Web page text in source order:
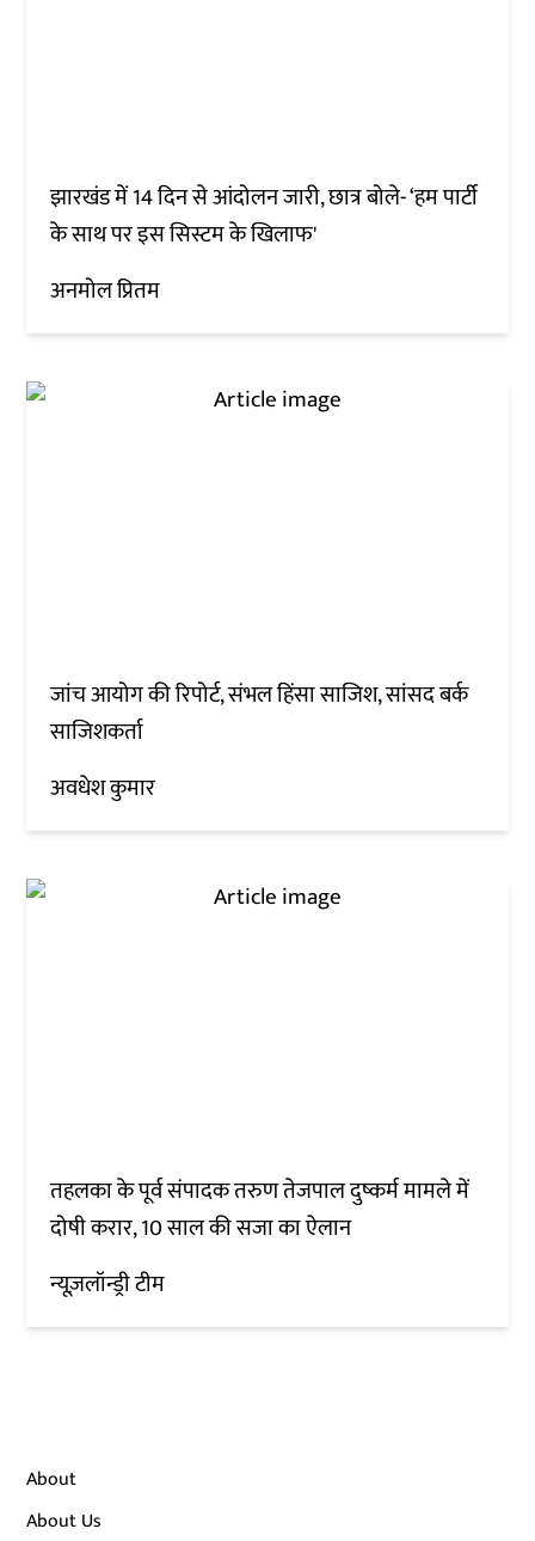
झारखंड में 14 दिन से आंदोलन जारी, छात्र बोले- ‘हम पार्टी
के साथ पर इस सिस्टम के खिलाफ'
अनमोल प्रितम
जांच आयोग की रिपोर्ट, संभल हिंसा साजिश, सांसद बर्क
साजिशकर्ता
अवधेश कुमार
तहलका के पूर्व संपादक तरुण तेजपाल दुष्कर्म मामले में
दोषी करार, 10 साल की सजा का ऐलान
न्यूज़लॉन्ड्री टीम
About
About Us